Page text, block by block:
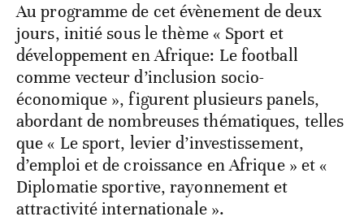
Au programme de cet évènement de deux
jours, initié sous le thème « Sport et
développement en Afrique: Le football
comme vecteur d’inclusion socio-
économique », figurent plusieurs panels,
abordant de nombreuses thématiques, telles
que « Le sport, levier d’investissement,
d’emploi et de croissance en Afrique » et «
Diplomatie sportive, rayonnement et
attractivité internationale ».